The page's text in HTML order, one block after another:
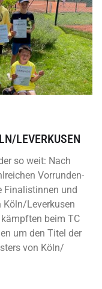
LEVERKUSEN
so weit: Nach
Vorrunden-
Finalistinnen und
Köln/Leverkusen
beim TC
um den Titel der
von Köln/